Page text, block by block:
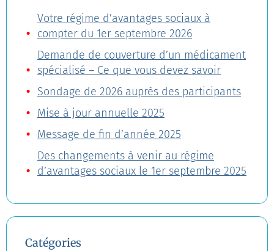
Votre régime d’avantages sociaux à
compter du 1er septembre 2026
Demande de couverture d’un médicament
spécialisé – Ce que vous devez savoir
Sondage de 2026 auprès des participants
Mise à jour annuelle 2025
Message de fin d’année 2025
Des changements à venir au régime
d’avantages sociaux le 1er septembre 2025
Catégories